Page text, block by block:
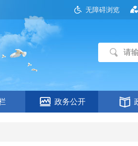
无障碍浏览
政务公开